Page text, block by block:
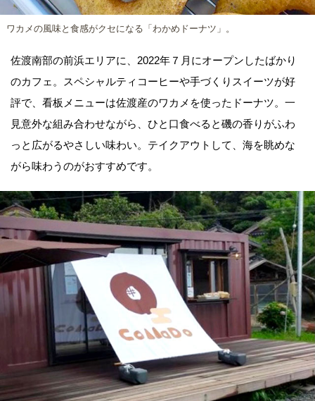
ワカメの風味と食感がクセになる「わかめドーナツ」。
佐渡南部の前浜エリアに、2022年７月にオープンしたばかり
のカフェ。スペシャルティコーヒーや手づくりスイーツが好
評で、看板メニューは佐渡産のワカメを使ったドーナツ。一
見意外な組み合わせながら、ひと口食べると磯の香りがふわ
っと広がるやさしい味わい。テイクアウトして、海を眺めな
がら味わうのがおすすめです。